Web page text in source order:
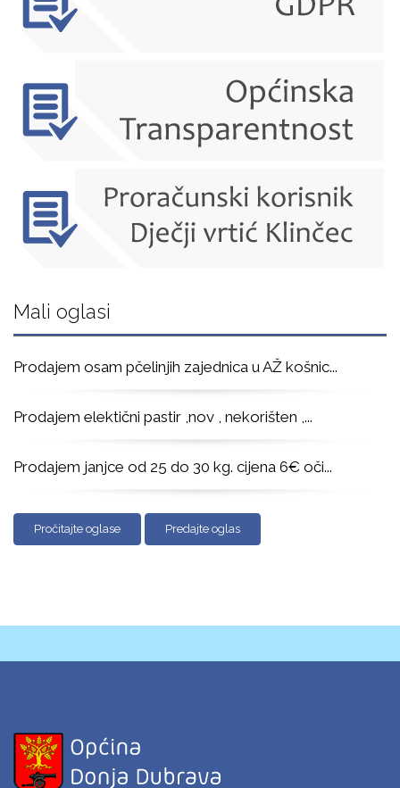
Mali oglasi
Prodajem osam pčelinjih zajednica u AŽ košnic...
Prodajem elektični pastir ,nov , nekorišten ,...
Prodajem janjce od 25 do 30 kg. cijena 6€ oči...
Pročitajte oglase Predajte oglas